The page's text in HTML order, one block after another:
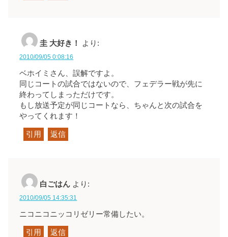
圭 大好き！ より:
2010/09/05 0:08:16
ベホイミさん、誤解ですよ。
同じコートの試合ではないので、フェデラー戦が先に
終わってしまっただけです。
もし放送予定が同じコートなら、ちゃんと次の試合を
やってくれます！
引用 返信
白ごはん より:
2010/09/05 14:35:31
ニコニコニッコリゼリー常備したい。
引用 返信